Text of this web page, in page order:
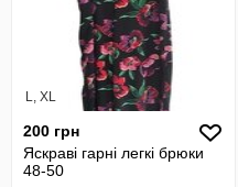
L, XL
200 грн
Яскраві гарні легкі брюки
48-50